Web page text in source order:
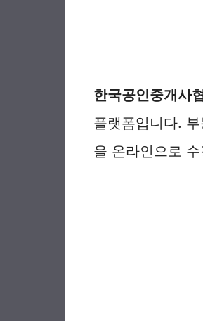
한국공인중개사
플랫폼입니다.
을 온라인으로